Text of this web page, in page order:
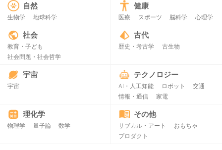
自然
生物学 地球科学
健康
医療 スポーツ 脳科学 心理学
社会
教育・子ども
社会問題・社会哲学
古代
歴史・考古学 古生物
宇宙
宇宙
テクノロジー
AI・人工知能 ロボット
交通
情報・通信
家電
理化学
物理学 量子論 数学
その他
サブカル・アート
おもちゃ
プロダクト